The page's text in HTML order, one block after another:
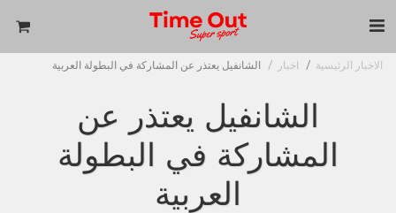
الاخبار الرئيسية اخبار الشانفيل يعتذر عن المشاركة في البطولة العربية
الشانفيل يعتذر عن
المشاركة في البطولة
العربية